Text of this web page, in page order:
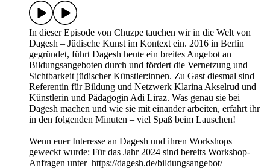
In dieser Episode von Chuzpe tauchen wir in die Welt von
Dagesh – Jüdische Kunst im Kontext ein. 2016 in Berlin
gegründet, führt Dagesh heute ein breites Angebot an
Bildungsangeboten durch und fördert die Vernetzung und
Sichtbarkeit jüdischer Künstler:innen. Zu Gast diesmal sind
Referentin für Bildung und Netzwerk Klarina Akselrud und
Künstlerin und Pädagogin Adi Liraz. Was genau sie bei
Dagesh machen und wie sie mit einander arbeiten, erfahrt ihr
in den folgenden Minuten – viel Spaß beim Lauschen!
Wenn euer Interesse an Dagesh und ihren Workshops
geweckt wurde: Für das Jahr 2024 sind bereits Workshop-
Anfragen unter https://dagesh.de/bildungsangebot/